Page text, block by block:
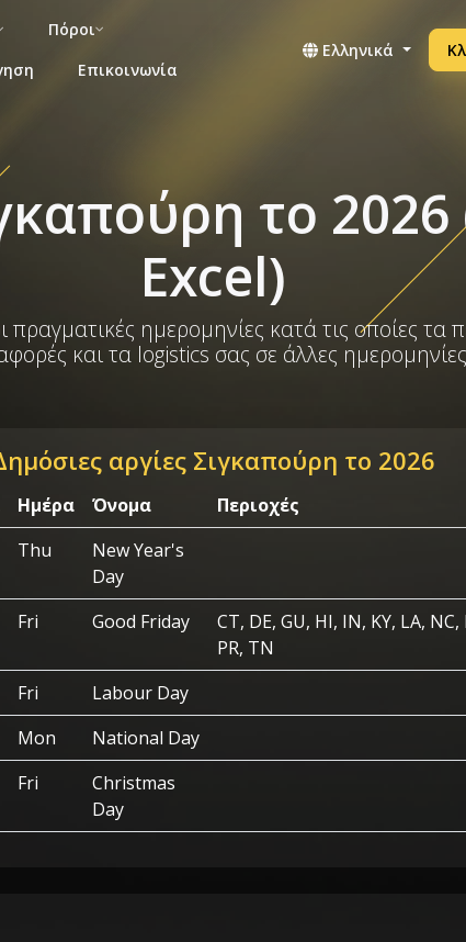
Πόροι
Επικοινωνία
Ελληνικά
το
Excel)
πραγματικές ημερομηνίες κατά τις οποίες τα
και τα logistics σας σε άλλες
αργίες Σιγκαπούρη το 2026
Ημέρα Όνομα
Περιοχές
Thu
New Year's
Day
Fri Good Friday
CT, DE, GU, HI, IN, KY, LA, NC,
PR, TN
Fri
Labour Day
Mon
National Day
Fri
Christmas
Day